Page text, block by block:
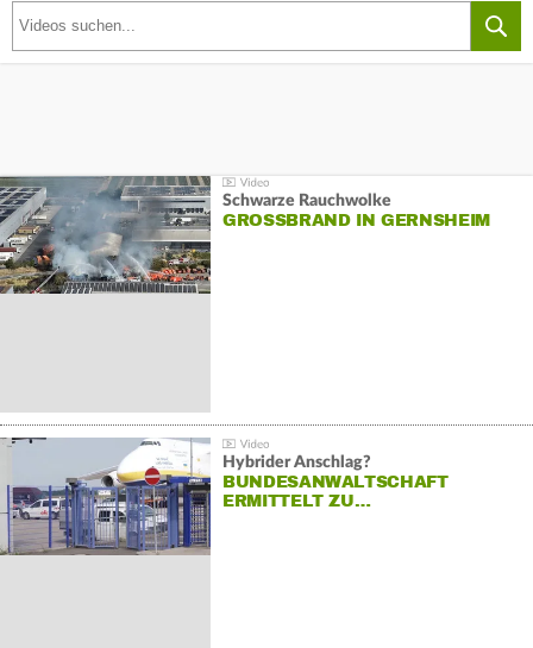
Schwarze Rauchwolke
GROSSBRAND IN GERNSHEIM
Hybrider Anschlag?
BUNDESANWALTSCHAFT
ERMITTELT ZU…